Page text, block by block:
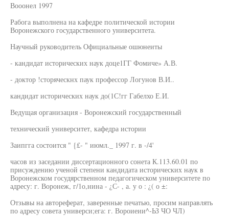
Вооонел 1997
Рабога выполнена на кафедре политической истории
Воронежского государственного университета.
Научный руководитель Официальные ошюнеиты
- кандидат исторических наук доце1ГГ Фомиче» А.В.
- доктор !сторяческнх паук профессор Логунов В.И..
кандидат исторических наук до(1С!гг Габелхо Е.И.
Ведущая организация - Воронежский государственный
технический университет, кафедра истории
Заипгга состоится " {£- " июмл._ 1997 г. в -/4'
часов из заседании диссертационного сонета К.113.60.01 по
присуждению ученой степени кандидата исторических наук в
Воронежском госудярственном педагогическом университете по
адресу: г. Воронеж, г/1о,нина - ¿С- , а. у о : ¿( о ±:
Отзывы на автореферат, заверенные печатью, просим направлять
по адресу совета универси;ега: г. Вороиеии^-ЬЗ ЧО ЧЛ)